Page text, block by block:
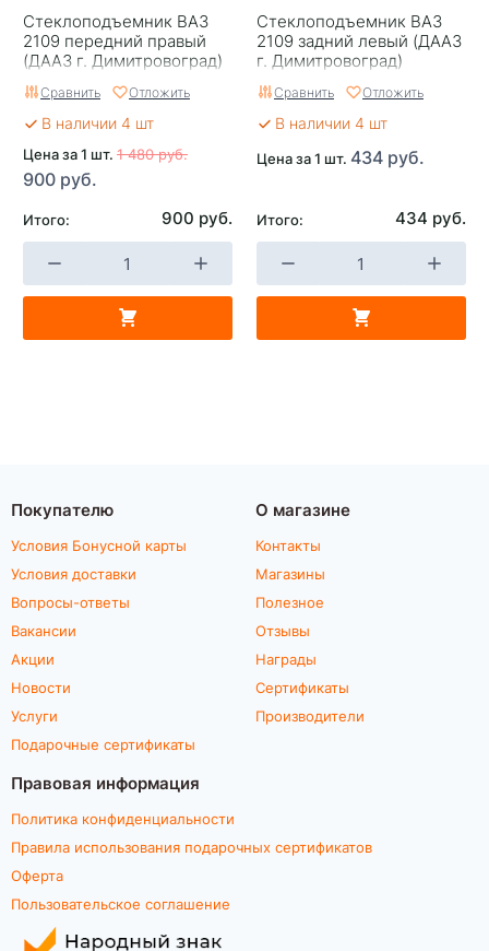
Стеклоподъемник ВАЗ
2109 передний правый
(ДААЗ г. Димитровоград)
Сравнить Отложить
В наличии 4 шт
Цена за 1 шт. 1 480 руб.
900 руб.
Итого: 900 руб.
Стеклоподъемник ВАЗ
2109 задний левый (ДААЗ
г. Димитровоград)
Сравнить Отложить
В наличии 4 шт
Цена за 1 шт. 434 руб.
Итого: 434 руб.
Покупателю
Условия Бонусной карты
Условия доставки
Вопросы-ответы
Вакансии
Акции
Новости
Услуги
Подарочные сертификаты
О магазине
Контакты
Магазины
Полезное
Отзывы
Награды
Сертификаты
Производители
Правовая информация
Политика конфиденциальности
Правила использования подарочных сертификатов
Оферта
Пользовательское соглашение